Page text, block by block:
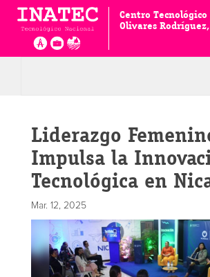
Centro
Olivares
Liderazgo
Impulsa la
Tecnológica en
Mar. 12, 2025